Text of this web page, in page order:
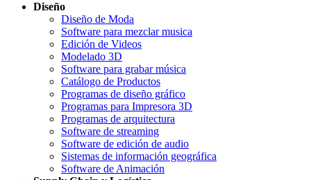
Diseño
Diseño de Moda
Software para mezclar musica
Edición de Videos
Modelado 3D
Software para grabar música
Catálogo de Productos
Programas de diseño gráfico
Programas para Impresora 3D
Programas de arquitectura
Software de streaming
Software de edición de audio
Sistemas de información geográfica
Software de Animación